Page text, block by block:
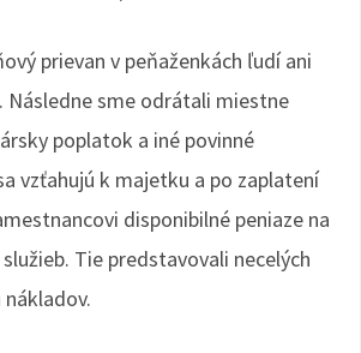
prievan v peňaženkách ľudí ani
Následne sme odrátali miestne
poplatok a iné povinné
vzťahujú k majetku a po zaplatení
disponibilné peniaze na
Tie predstavovali necelých